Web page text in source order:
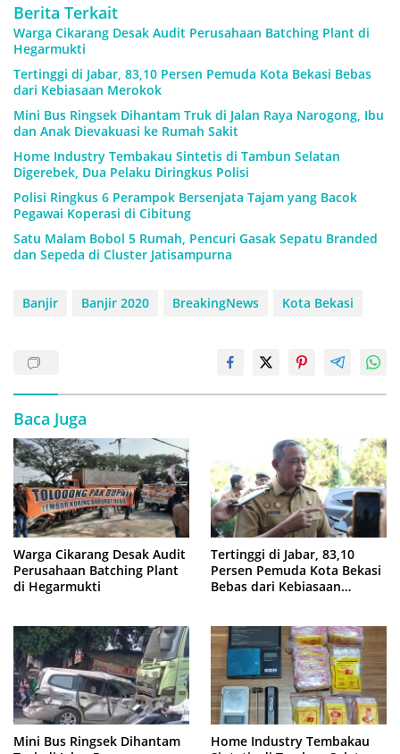
Berita Terkait
Warga Cikarang Desak Audit Perusahaan Batching Plant di
Hegarmukti
Tertinggi di Jabar, 83,10 Persen Pemuda Kota Bekasi Bebas
dari Kebiasaan Merokok
Mini Bus Ringsek Dihantam Truk di Jalan Raya Narogong, Ibu
dan Anak Dievakuasi ke Rumah Sakit
Home Industry Tembakau Sintetis di Tambun Selatan
Digerebek, Dua Pelaku Diringkus Polisi
Polisi Ringkus 6 Perampok Bersenjata Tajam yang Bacok
Pegawai Koperasi di Cibitung
Satu Malam Bobol 5 Rumah, Pencuri Gasak Sepatu Branded
dan Sepeda di Cluster Jatisampurna
Banjir Banjir 2020 BreakingNews Kota Bekasi
Baca Juga
Warga Cikarang Desak Audit
Perusahaan Batching Plant
di Hegarmukti
Tertinggi di Jabar, 83,10
Persen Pemuda Kota Bekasi
Bebas dari Kebiasaan
Mini Bus Ringsek Dihantam
Home Industry Tembakau